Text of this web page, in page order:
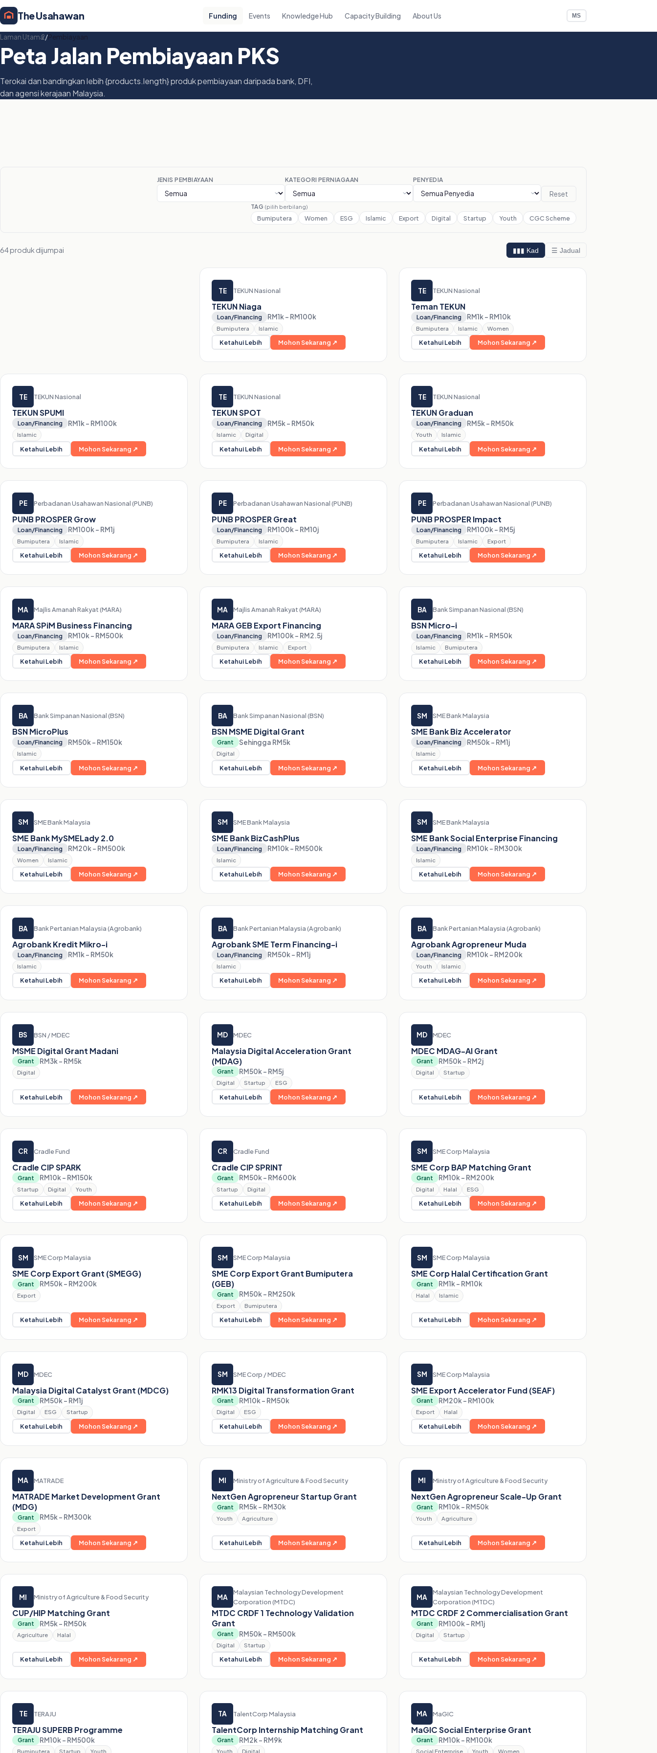
The Usahawan Funding Events Knowledge Hub Capacity Building About Us MS
Laman Utama/Pembiayaan
Peta Jalan Pembiayaan PKS
Terokai dan bandingkan lebih {products.length} produk pembiayaan daripada bank, DFI,
dan agensi kerajaan Malaysia.
JENIS PEMBIAYAAN KATEGORI PERNIAGAAN PENYEDIA
Reset
TAG (pilih berbilang)
Bumiputera Women ESG Islamic Export Digital Startup Youth CGC Scheme
64 produk dijumpai ▮▮▮ Kad ☰ Jadual
TE TEKUN Nasional
TEKUN Niaga
Loan/Financing RM1k – RM100k
Bumiputera Islamic
Ketahui Lebih Mohon Sekarang ↗
TE TEKUN Nasional
Teman TEKUN
Loan/Financing RM1k – RM10k
Bumiputera Islamic Women
Ketahui Lebih Mohon Sekarang ↗
TE TEKUN Nasional
TEKUN SPUMI
Loan/Financing RM1k – RM100k
Islamic
Ketahui Lebih Mohon Sekarang ↗
TE TEKUN Nasional
TEKUN SPOT
Loan/Financing RM5k – RM50k
Islamic Digital
Ketahui Lebih Mohon Sekarang ↗
TE TEKUN Nasional
TEKUN Graduan
Loan/Financing RM5k – RM50k
Youth Islamic
Ketahui Lebih Mohon Sekarang ↗
PE Perbadanan Usahawan Nasional (PUNB)
PUNB PROSPER Grow
Loan/Financing RM100k – RM1j
Bumiputera Islamic
Ketahui Lebih Mohon Sekarang ↗
PE Perbadanan Usahawan Nasional (PUNB)
PUNB PROSPER Great
Loan/Financing RM100k – RM10j
Bumiputera Islamic
Ketahui Lebih Mohon Sekarang ↗
PE Perbadanan Usahawan Nasional (PUNB)
PUNB PROSPER Impact
Loan/Financing RM100k – RM5j
Bumiputera Islamic Export
Ketahui Lebih Mohon Sekarang ↗
MA Majlis Amanah Rakyat (MARA)
MARA SPiM Business Financing
Loan/Financing RM10k – RM500k
Bumiputera Islamic
Ketahui Lebih Mohon Sekarang ↗
MA Majlis Amanah Rakyat (MARA)
MARA GEB Export Financing
Loan/Financing RM100k – RM2.5j
Bumiputera Islamic Export
Ketahui Lebih Mohon Sekarang ↗
BA Bank Simpanan Nasional (BSN)
BSN Micro-i
Loan/Financing RM1k – RM50k
Islamic Bumiputera
Ketahui Lebih Mohon Sekarang ↗
BA Bank Simpanan Nasional (BSN)
BSN MicroPlus
Loan/Financing RM50k – RM150k
Islamic
Ketahui Lebih Mohon Sekarang ↗
BA Bank Simpanan Nasional (BSN)
BSN MSME Digital Grant
Grant Sehingga RM5k
Digital
Ketahui Lebih Mohon Sekarang ↗
SM SME Bank Malaysia
SME Bank Biz Accelerator
Loan/Financing RM50k – RM1j
Islamic
Ketahui Lebih Mohon Sekarang ↗
SM SME Bank Malaysia
SME Bank MySMELady 2.0
Loan/Financing RM20k – RM500k
Women Islamic
Ketahui Lebih Mohon Sekarang ↗
SM SME Bank Malaysia
SME Bank BizCashPlus
Loan/Financing RM10k – RM500k
Islamic
Ketahui Lebih Mohon Sekarang ↗
SM SME Bank Malaysia
SME Bank Social Enterprise Financing
Loan/Financing RM10k – RM300k
Islamic
Ketahui Lebih Mohon Sekarang ↗
BA Bank Pertanian Malaysia (Agrobank)
Agrobank Kredit Mikro-i
Loan/Financing RM1k – RM50k
Islamic
Ketahui Lebih Mohon Sekarang ↗
BA Bank Pertanian Malaysia (Agrobank)
Agrobank SME Term Financing-i
Loan/Financing RM50k – RM1j
Islamic
Ketahui Lebih Mohon Sekarang ↗
BA Bank Pertanian Malaysia (Agrobank)
Agrobank Agropreneur Muda
Loan/Financing RM10k – RM200k
Youth Islamic
Ketahui Lebih Mohon Sekarang ↗
BS BSN / MDEC
MSME Digital Grant Madani
Grant RM3k – RM5k
Digital
Ketahui Lebih Mohon Sekarang ↗
MD MDEC
Malaysia Digital Acceleration Grant
(MDAG)
Grant RM50k – RM5j
Digital Startup ESG
Ketahui Lebih Mohon Sekarang ↗
MD MDEC
MDEC MDAG-AI Grant
Grant RM50k – RM2j
Digital Startup
Ketahui Lebih Mohon Sekarang ↗
CR Cradle Fund
Cradle CIP SPARK
Grant RM10k – RM150k
Startup Digital Youth
Ketahui Lebih Mohon Sekarang ↗
CR Cradle Fund
Cradle CIP SPRINT
Grant RM50k – RM600k
Startup Digital
Ketahui Lebih Mohon Sekarang ↗
SM SME Corp Malaysia
SME Corp BAP Matching Grant
Grant RM10k – RM200k
Digital Halal ESG
Ketahui Lebih Mohon Sekarang ↗
SM SME Corp Malaysia
SME Corp Export Grant (SMEGG)
Grant RM50k – RM200k
Export
Ketahui Lebih Mohon Sekarang ↗
SM SME Corp Malaysia
SME Corp Export Grant Bumiputera
(GEB)
Grant RM50k – RM250k
Export Bumiputera
Ketahui Lebih Mohon Sekarang ↗
SM SME Corp Malaysia
SME Corp Halal Certification Grant
Grant RM1k – RM10k
Halal Islamic
Ketahui Lebih Mohon Sekarang ↗
MD MDEC
Malaysia Digital Catalyst Grant (MDCG)
Grant RM50k – RM1j
Digital ESG Startup
Ketahui Lebih Mohon Sekarang ↗
SM SME Corp / MDEC
RMK13 Digital Transformation Grant
Grant RM10k – RM50k
Digital ESG
Ketahui Lebih Mohon Sekarang ↗
SM SME Corp Malaysia
SME Export Accelerator Fund (SEAF)
Grant RM20k – RM100k
Export Halal
Ketahui Lebih Mohon Sekarang ↗
MA MATRADE
MATRADE Market Development Grant
(MDG)
Grant RM5k – RM300k
Export
Ketahui Lebih Mohon Sekarang ↗
MI Ministry of Agriculture & Food Security
NextGen Agropreneur Startup Grant
Grant RM5k – RM30k
Youth Agriculture
Ketahui Lebih Mohon Sekarang ↗
MI Ministry of Agriculture & Food Security
NextGen Agropreneur Scale-Up Grant
Grant RM10k – RM50k
Youth Agriculture
Ketahui Lebih Mohon Sekarang ↗
MI Ministry of Agriculture & Food Security
CUP/HIP Matching Grant
Grant RM5k – RM50k
Agriculture Halal
Ketahui Lebih Mohon Sekarang ↗
MA
Malaysian Technology Development
Corporation (MTDC)
MTDC CRDF 1 Technology Validation
Grant
Grant RM50k – RM500k
Digital Startup
Ketahui Lebih Mohon Sekarang ↗
MA
Malaysian Technology Development
Corporation (MTDC)
MTDC CRDF 2 Commercialisation Grant
Grant RM100k – RM1j
Digital Startup
Ketahui Lebih Mohon Sekarang ↗
TE TERAJU
TERAJU SUPERB Programme
Grant RM10k – RM500k
Bumiputera Startup Youth
TA TalentCorp Malaysia
TalentCorp Internship Matching Grant
Grant RM2k – RM9k
Youth Digital
MA MaGIC
MaGIC Social Enterprise Grant
Grant RM10k – RM100k
Social Enterprise Youth Women